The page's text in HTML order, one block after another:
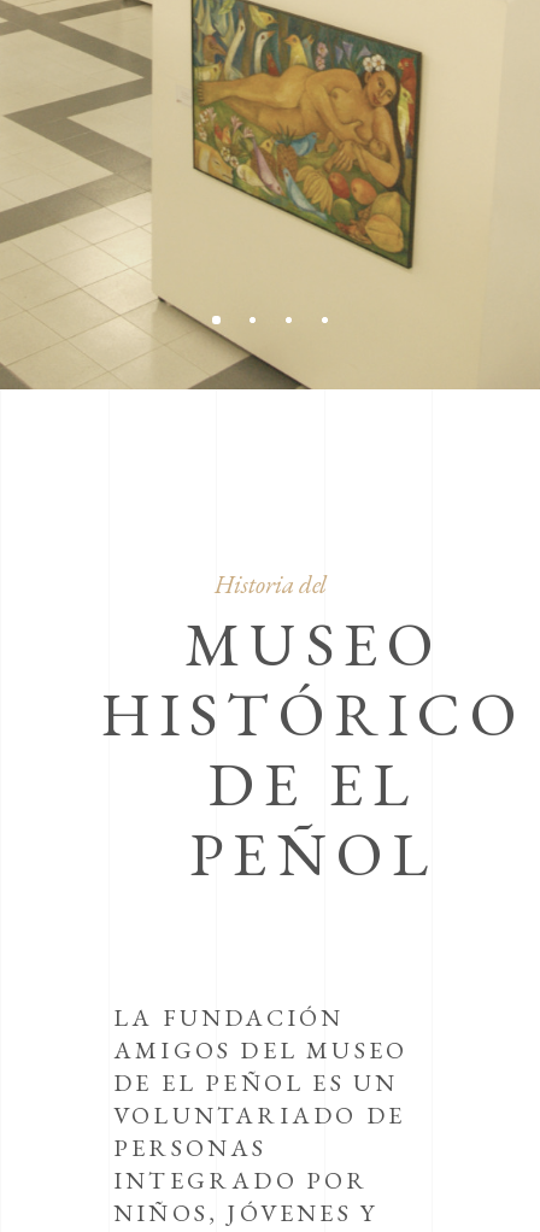
Historia del
MUSEO
HISTÓRICO
DE EL
PEÑOL
LA FUNDACIÓN
AMIGOS DEL MUSEO
DE EL PEÑOL ES UN
VOLUNTARIADO DE
PERSONAS
INTEGRADO POR
NIÑOS, JÓVENES Y